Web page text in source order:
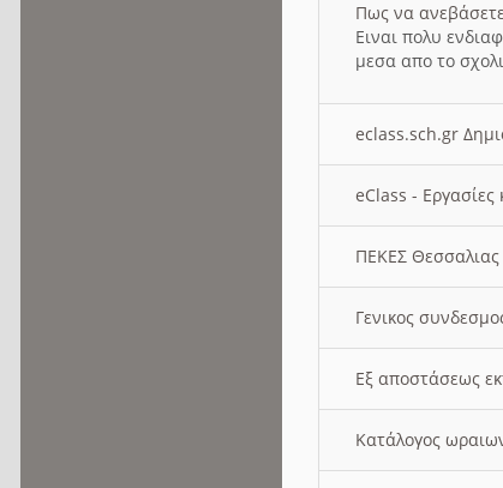
Πως να
Ειναι πολυ
μεσα απο το
eclass.sch.gr
eClass -
ΠΕΚΕΣ
Γενικος
Εξ αποστάσεως
Κατάλογος